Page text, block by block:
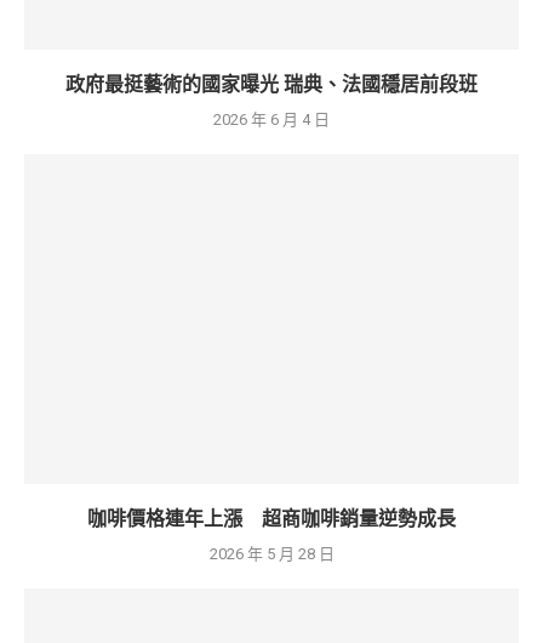
政府最挺藝術的國家曝光 瑞典、法國穩居前段班
2026 年 6 月 4 日
咖啡價格連年上漲 超商咖啡銷量逆勢成長
2026 年 5 月 28 日